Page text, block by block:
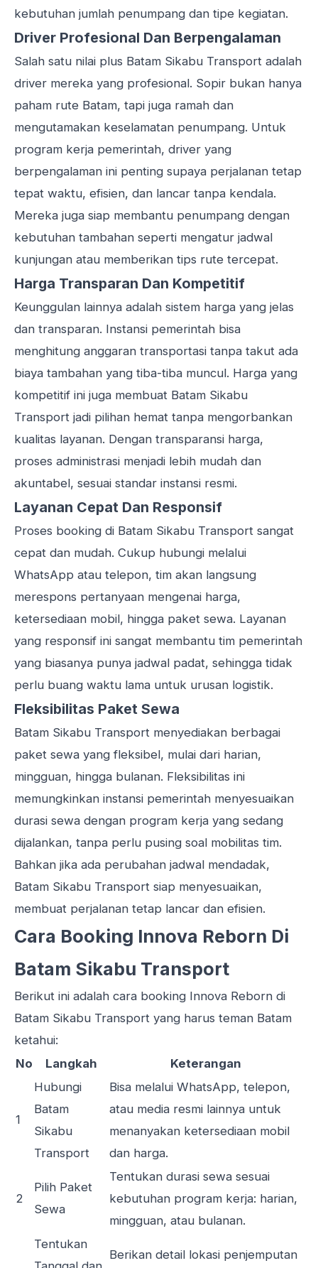
kebutuhan jumlah penumpang dan tipe kegiatan.
Driver Profesional Dan Berpengalaman
Salah satu nilai plus Batam Sikabu Transport adalah
driver mereka yang profesional. Sopir bukan hanya
paham rute Batam, tapi juga ramah dan
mengutamakan keselamatan penumpang. Untuk
program kerja pemerintah, driver yang
berpengalaman ini penting supaya perjalanan tetap
tepat waktu, efisien, dan lancar tanpa kendala.
Mereka juga siap membantu penumpang dengan
kebutuhan tambahan seperti mengatur jadwal
kunjungan atau memberikan tips rute tercepat.
Harga Transparan Dan Kompetitif
Keunggulan lainnya adalah sistem harga yang jelas
dan transparan. Instansi pemerintah bisa
menghitung anggaran transportasi tanpa takut ada
biaya tambahan yang tiba-tiba muncul. Harga yang
kompetitif ini juga membuat Batam Sikabu
Transport jadi pilihan hemat tanpa mengorbankan
kualitas layanan. Dengan transparansi harga,
proses administrasi menjadi lebih mudah dan
akuntabel, sesuai standar instansi resmi.
Layanan Cepat Dan Responsif
Proses booking di Batam Sikabu Transport sangat
cepat dan mudah. Cukup hubungi melalui
WhatsApp atau telepon, tim akan langsung
merespons pertanyaan mengenai harga,
ketersediaan mobil, hingga paket sewa. Layanan
yang responsif ini sangat membantu tim pemerintah
yang biasanya punya jadwal padat, sehingga tidak
perlu buang waktu lama untuk urusan logistik.
Fleksibilitas Paket Sewa
Batam Sikabu Transport menyediakan berbagai
paket sewa yang fleksibel, mulai dari harian,
mingguan, hingga bulanan. Fleksibilitas ini
memungkinkan instansi pemerintah menyesuaikan
durasi sewa dengan program kerja yang sedang
dijalankan, tanpa perlu pusing soal mobilitas tim.
Bahkan jika ada perubahan jadwal mendadak,
Batam Sikabu Transport siap menyesuaikan,
membuat perjalanan tetap lancar dan efisien.
Cara Booking Innova Reborn Di
Batam Sikabu Transport
Berikut ini adalah cara booking Innova Reborn di
Batam Sikabu Transport yang harus teman Batam
ketahui:
No
Langkah Keterangan
1
Hubungi
Batam
Sikabu
Transport
Bisa melalui WhatsApp, telepon,
atau media resmi lainnya untuk
menanyakan ketersediaan mobil
dan harga.
2
Pilih Paket
Sewa
Tentukan durasi sewa sesuai
kebutuhan program kerja: harian,
mingguan, atau bulanan.
Tentukan
Berikan detail lokasi penjemputan